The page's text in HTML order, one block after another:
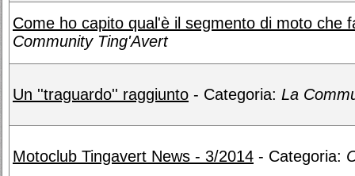
Come ho capito qual'è il segmento di moto che
Community Ting'Avert
Un ''traguardo'' raggiunto - Categoria: La
Motoclub Tingavert News - 3/2014 - Categoria: